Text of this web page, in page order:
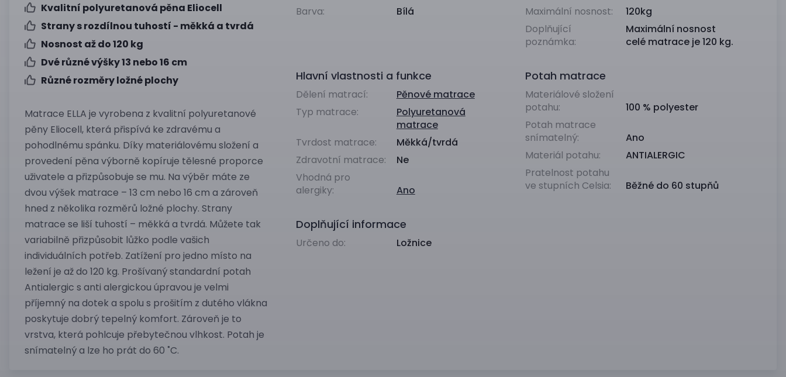
Kvalitní polyuretanová pěna Eliocell
Strany s rozdílnou tuhostí - měkká a tvrdá
Nosnost až do 120 kg
Dvé různé výšky 13 nebo 16 cm
Různé rozměry ložné plochy
Matrace ELLA je vyrobena z kvalitní polyuretanové
pěny Eliocell, která přispívá ke zdravému a
pohodlnému spánku. Díky materiálovému složení a
provedení pěna výborně kopíruje tělesné proporce
uživatele a přizpůsobuje se mu. Na výběr máte ze
dvou výšek matrace – 13 cm nebo 16 cm a zároveň
hned z několika rozměrů ložné plochy. Strany
matrace se liší tuhostí – měkká a tvrdá. Můžete tak
variabilně přizpůsobit lůžko podle vašich
individuálních potřeb. Zatížení pro jedno místo na
ležení je až do 120 kg. Prošívaný standardní potah
Antialergic s anti alergickou úpravou je velmi
příjemný na dotek a spolu s prošitím z dutého vlákna
poskytuje dobrý tepelný komfort. Zároveň je to
vrstva, která pohlcuje přebytečnou vlhkost. Potah je
snímatelný a lze ho prát do 60 ˚C.
Barva: Bílá Maximální nosnost:
120kg
Doplňující
poznámka:
Maximální nosnost
celé matrace je 120 kg.
Hlavní vlastnosti a funkce
Dělení matrací:
Pěnové matrace
Typ matrace:
Polyuretanová
matrace
Tvrdost matrace:
Měkká/tvrdá
Zdravotní matrace:
Ne
Vhodná pro
alergiky:
Ano
Potah matrace
Materiálové složení
potahu:
100 % polyester
Potah matrace
snímatelný:
Ano
Materiál potahu:
ANTIALERGIC
Pratelnost potahu
ve stupních Celsia:
Běžné do 60 stupňů
Doplňující informace
Určeno do: Ložnice